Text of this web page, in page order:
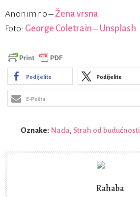
Anonimno –Žena vrsna
Foto: George Coletrain– Unsplash
Podijelite Podijelite
E-Pošta
Oznake: Nada, Strah od budućnosti
Rahaba